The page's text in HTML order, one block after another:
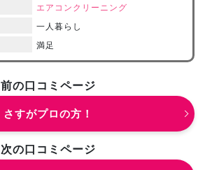
エアコンクリーニング
一人暮らし
満足
前の口コミページ
さすがプロの方！
次の口コミページ